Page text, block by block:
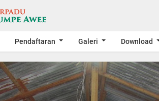
Pendaftaran Galeri Download